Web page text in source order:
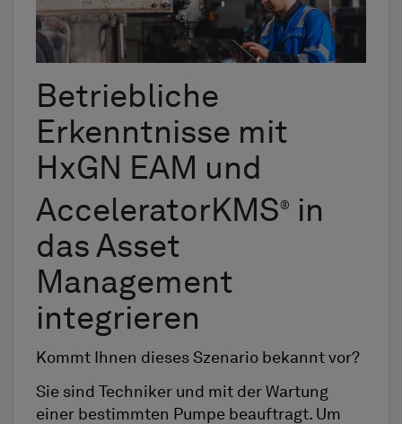
Betriebliche
Erkenntnisse mit
HxGN EAM und
AcceleratorKMS®
in
das Asset
Management
integrieren
Kommt Ihnen dieses Szenario bekannt vor?
Sie sind Techniker und mit der Wartung
einer bestimmten Pumpe beauftragt. Um